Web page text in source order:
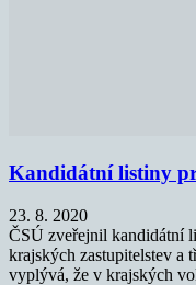
Kandidátní listiny
23. 8. 2020
ČSÚ zveřejnil kandidátní
krajských zastupitelstev a
vyplývá, že v krajských